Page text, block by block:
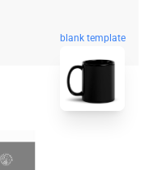
blank template